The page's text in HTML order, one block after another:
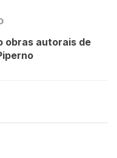
obras autorais de